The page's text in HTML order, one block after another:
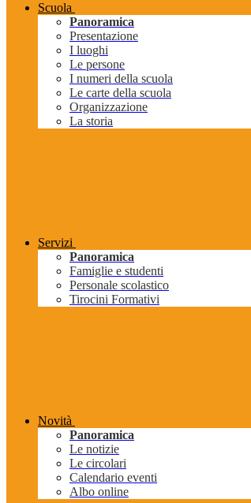
Scuola
Panoramica
Presentazione
I luoghi
Le persone
I numeri della scuola
Le carte della scuola
Organizzazione
La storia
Servizi
Panoramica
Famiglie e studenti
Personale scolastico
Tirocini Formativi
Novità
Panoramica
Le notizie
Le circolari
Calendario eventi
Albo online